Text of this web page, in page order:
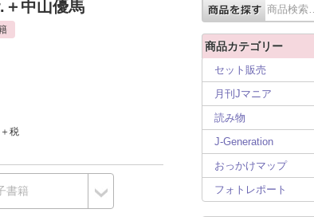
中山優馬
＋税
商品カテゴリー
セット販売
月刊Jマニア
読み物
J-Generation
おっかけマップ
フォトレポート